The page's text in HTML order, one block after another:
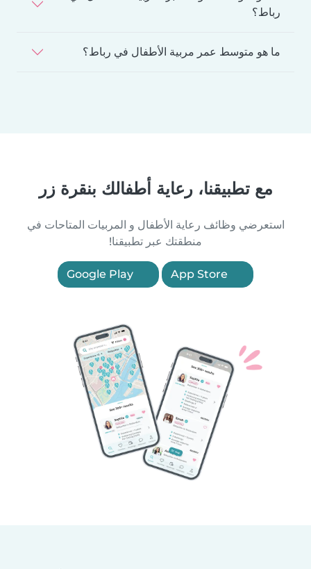
رباط؟
ما هو متوسط عمر مربية الأطفال في رباط؟
مع تطبيقنا، رعاية أطفالك بنقرة زر
استعرضي وظائف رعاية الأطفال و المربيات المتاحات في
منطقتك عبر تطبيقنا!